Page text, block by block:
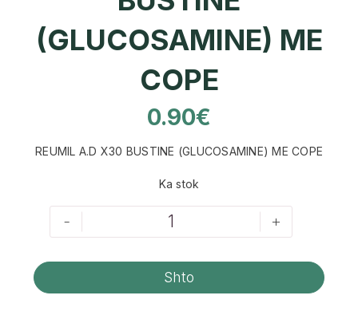
(GLUCOSAMINE) ME
COPE
0.90€
REUMIL A.D X30 BUSTINE (GLUCOSAMINE) ME COPE
Ka stok
- +
Shto